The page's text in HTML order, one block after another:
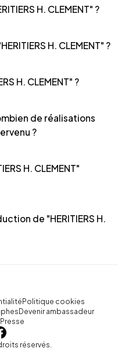
H. CLEMENT" ?
H. CLEMENT" ?
H. CLEMENT" ?
de réalisations
?
H. CLEMENT"
de "HERITIERS H.
Politique cookies
Devenir ambassadeur
Presse
réservés.